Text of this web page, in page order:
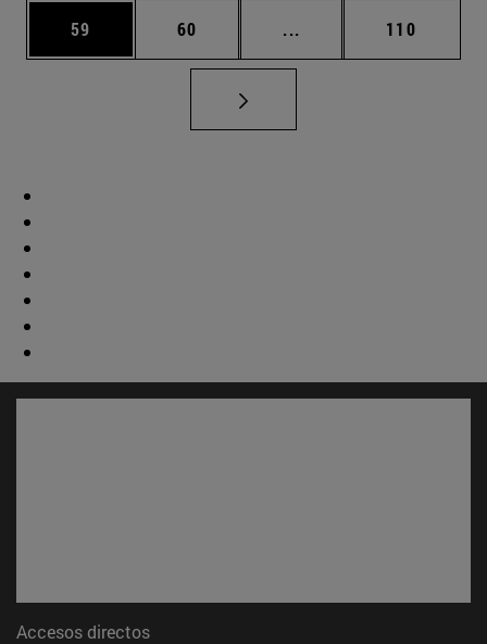
Página
59 Página
60 ... Páginas intermedias
Página
110
Accesos directos